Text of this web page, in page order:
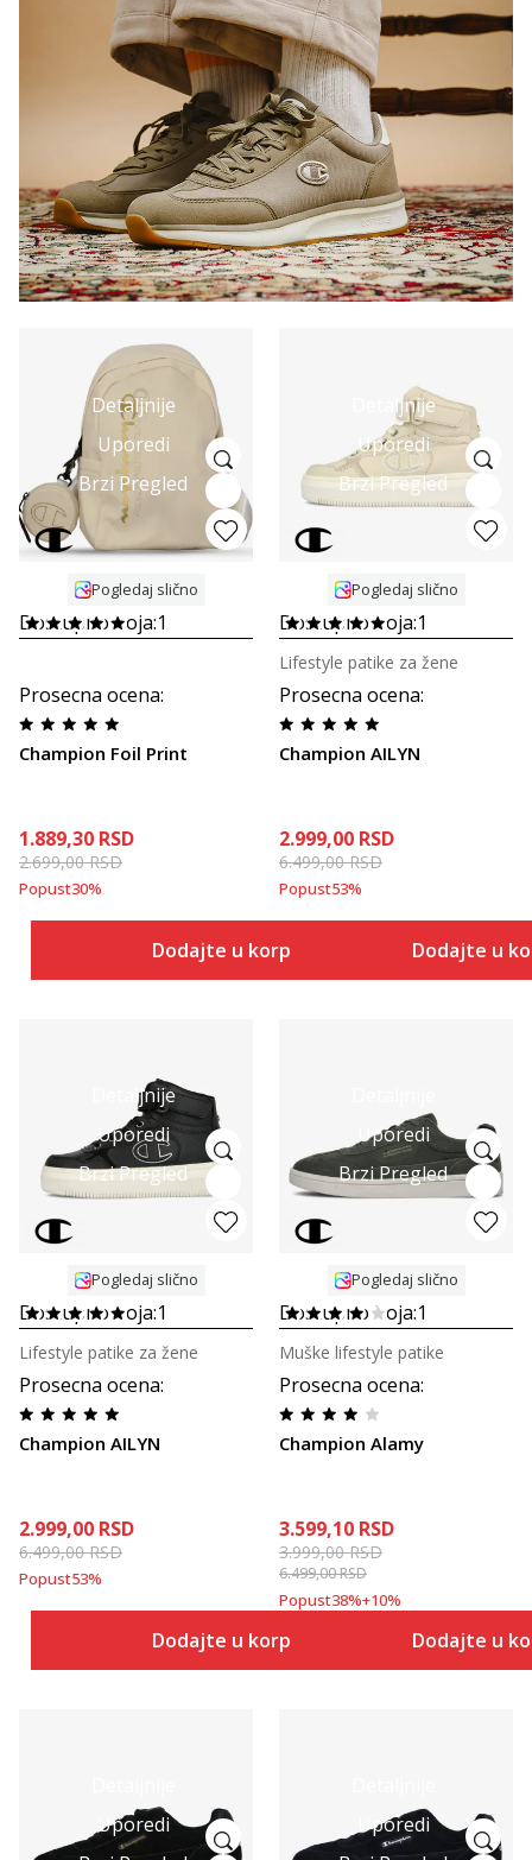
Detaljnije
Uporedi
Brzi Pregled
Pogledaj slično
Dostupno boja:1
Prosecna ocena:
Champion Foil Print
1.889,30 RSD
2.699,00RSD
Popust30%
Dodajte u korpu
Detaljnije
Uporedi
Brzi Pregled
Pogledaj slično
Dostupno boja:1
Prosecna ocena:
Champion AILYN
Lifestyle patike za žene
2.999,00 RSD
6.499,00RSD
Popust53%
Dodajte u
Detaljnije
Uporedi
Brzi Pregled
Pogledaj slično
Dostupno boja:1
Prosecna ocena:
Champion AILYN
Lifestyle patike za žene
2.999,00 RSD
6.499,00RSD
Popust53%
Dodajte u korpu
Uporedi
Brzi Pregled
Pogledaj slično
Dostupno boja:1
Prosecna ocena:
Champion Alamy
Muške lifestyle patike
3.599,10 RSD
3.999,00RSD
6.499,00RSD
Popust38%+10%
Dodajte u
Uporedi
Uporedi